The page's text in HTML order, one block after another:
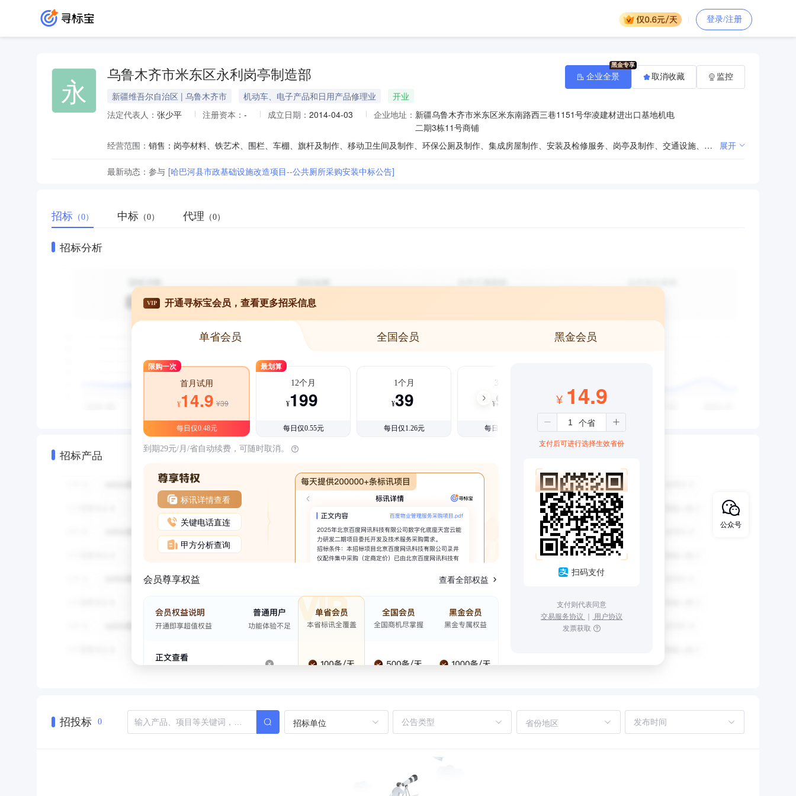
登录/注册
永 乌鲁木齐市米东区永利岗亭制造部
新疆维吾尔自治区 | 乌鲁木齐市 机动车、电子产品和日用产品修理业
开业
法定代表人： 张少平 注册资本： - 成立日期： 2014-04-03 企业地址： 新疆乌鲁木齐市米东区米东南路西三巷1151号华凌建材进出口基地机电
二期3栋11号商铺
经营范围：
销售：岗亭材料、铁艺术、围栏、车棚、旗杆及制作、移动卫生间及制作、环保公厕及制作、集成房屋制作、安装及检修服务、岗亭及制作、交通设施、安防设施、环保设施、停车场系统设备、监控设备、全高闸制作、围栏、防护栏制作、防盗门、防盗网、垃圾箱、广告牌、不锈钢制品、铁艺制品、型材制品、钢结构设施（依法须经批准的项目，经相关部门批准后方可开展经营活动） 展开
最新动态： 参与 [哈巴河县市政基础设施改造项目--公共厕所采购安装中标公告]
企业全景 取消收藏 监控
招标 （0） 中标 （0） 代理 （0）
招标分析
招标产品
VIP 开通寻标宝会员，查看更多招采信息
单省会员 全国会员 黑金会员
限购一次
首月试用
¥14.9 ¥39
每日仅0.48元
最划算
12个月
¥199
每日仅0.55元
1个月
¥39
每日仅1.26元
3个月
¥99
每日仅1.08元
到期29元/月/省自动续费，可随时取消。
标讯详情查看
关键电话直连
甲方分析查询
会员尊享权益 查看全部权益
¥ 14.9
支付后可进行选择生效省份
扫码支付
支付则代表同意
交易服务协议 ｜ 用户协议
发票获取
招投标 0 招标单位 省份地区
公众号